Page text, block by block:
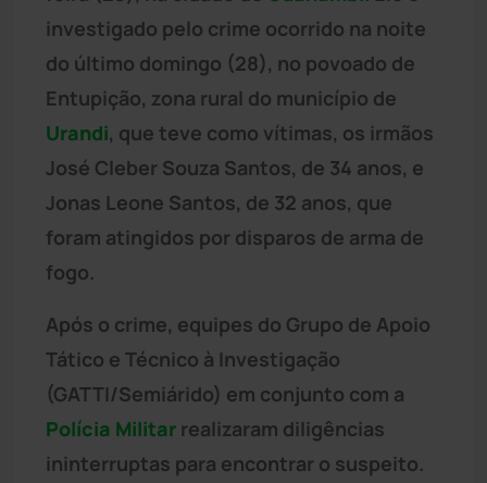
investigado pelo crime ocorrido na noite
do último domingo (28), no povoado de
Entupição, zona rural do município de
Urandi, que teve como vítimas, os irmãos
José Cleber Souza Santos, de 34 anos, e
Jonas Leone Santos, de 32 anos, que
foram atingidos por disparos de arma de
fogo.
Após o crime, equipes do Grupo de Apoio
Tático e Técnico à Investigação
(GATTI/Semiárido) em conjunto com a
Polícia Militar realizaram diligências
ininterruptas para encontrar o suspeito.